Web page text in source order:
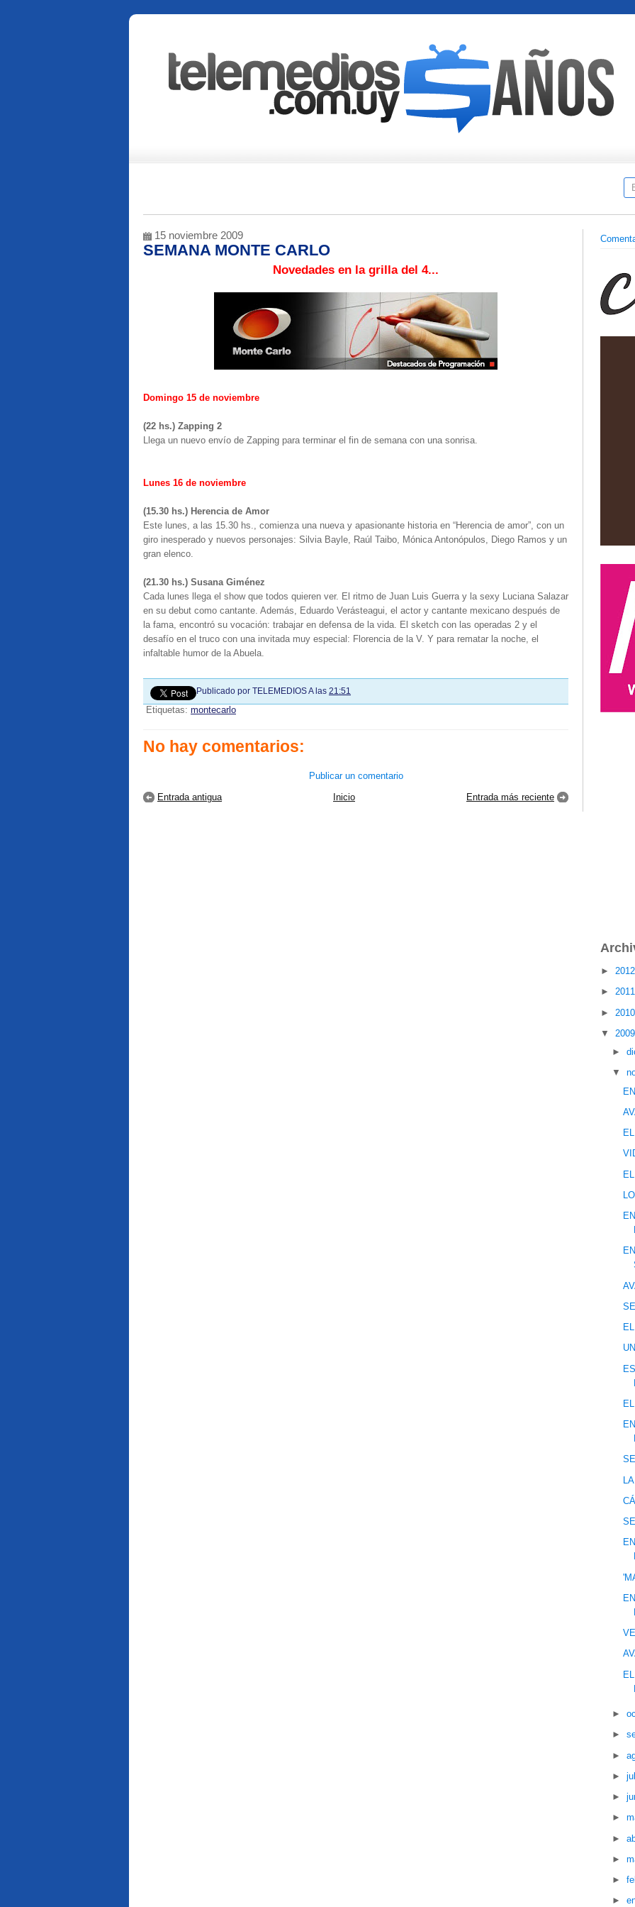
15 noviembre 2009
SEMANA MONTE CARLO
Novedades en la grilla del 4...
Domingo 15 de noviembre
(22 hs.) Zapping 2
Llega un nuevo envío de Zapping para terminar el fin de semana con una sonrisa.
Lunes 16 de noviembre
(15.30 hs.) Herencia de Amor
Este lunes, a las 15.30 hs., comienza una nueva y apasionante historia en “Herencia de amor”, con un
giro inesperado y nuevos personajes: Silvia Bayle, Raúl Taibo, Mónica Antonópulos, Diego Ramos y un
gran elenco.
(21.30 hs.) Susana Giménez
Cada lunes llega el show que todos quieren ver. El ritmo de Juan Luis Guerra y la sexy Luciana Salazar
en su debut como cantante. Además, Eduardo Verásteagui, el actor y cantante mexicano después de
la fama, encontró su vocación: trabajar en defensa de la vida. El sketch con las operadas 2 y el
desafío en el truco con una invitada muy especial: Florencia de la V. Y para rematar la noche, el
infaltable humor de la Abuela.
Publicado por TELEMEDIOSA las 21:51
Etiquetas: montecarlo
No hay comentarios:
Publicar un comentario
Entrada más reciente
Entrada antigua Inicio
►
►
►
▼
►
▼
►
►
►
►
►
►
►
►
►
►